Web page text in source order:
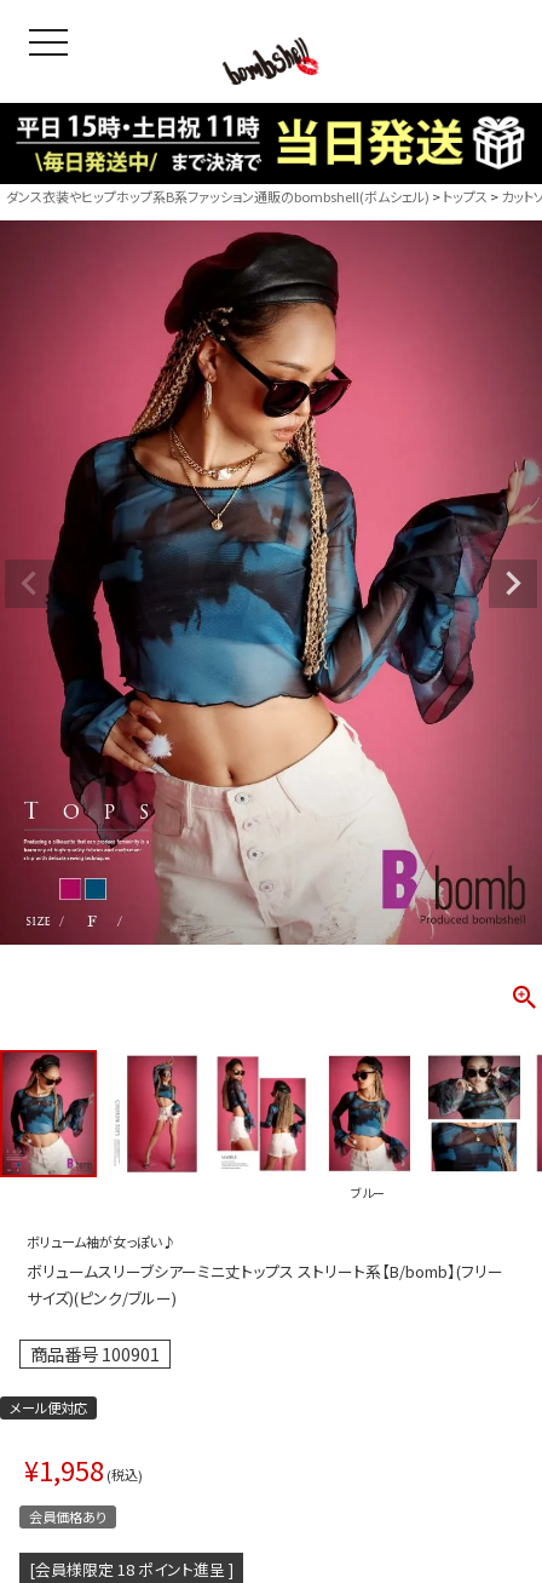
toggle navigation
＝ボムシェル】はダンス衣装専門ブランド。
衣装ならお任せ！オリジナル衣装やダンス衣装のトータル
ィネートのご提案。 ボムシェルならではの最新で斬新な
えをお届け。 撮影で使用してる小物や靴などダンサー必
ーデはイメージしやすく、全てボムシェルでご購入可能。
とは差別化出来るしっかりした衣装のご提案はダンサー
ージ映えを全力で応援してます。
商品一覧
CONTENTS
ス
ス
アップ
ース
インワン／サロペット
ラ・ニップレス
B/bomb
【B/bomb
「これど
好き女子
レッスン
シルエット
ンなど、幅
ゃれ女子
PICKUP
新作
トップス
ボトムス
ダンス衣装やヒップホップ系B系ファッション通販のbombshell(ボムシェル) トップス カット
ブルー
ボリューム袖が女っぽい♪
ボリュームスリーブシアーミニ丈トップス ストリート系【B/bomb】(フリー
サイズ)(ピンク/ブルー)
商品番号100901
メール便対応
¥1,958 税込
会員価格あり
[会員様限定 18 ポイント進呈 ]